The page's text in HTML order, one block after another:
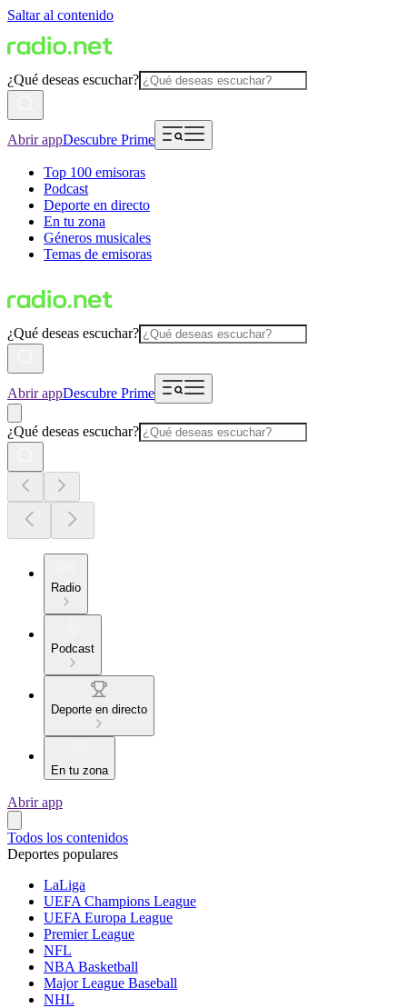
Saltar al contenido
¿Qué deseas escuchar?
Abrir appDescubre Prime
Top 100 emisoras
Podcast
Deporte en directo
En tu zona
Géneros musicales
Temas de emisoras
¿Qué deseas escuchar?
Abrir appDescubre Prime
¿Qué deseas escuchar?
Radio
Podcast
Deporte en directo
En tu zona
Abrir app
Todos los contenidos
Deportes populares
LaLiga
UEFA Champions League
UEFA Europa League
Premier League
NFL
NBA Basketball
Major League Baseball
NHL